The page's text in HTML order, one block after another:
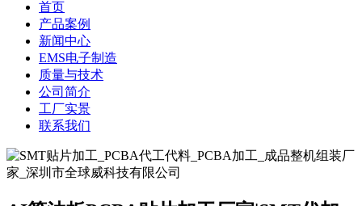
首页
产品案例
新闻中心
EMS电子制造
质量与技术
公司简介
工厂实景
联系我们